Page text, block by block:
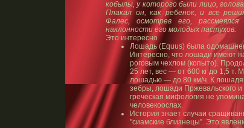
кобылы, у которого были лицо,
Плакал он, как ребенок, и все
Фалес, осмотрев его,
наклонности его молодых пастухов.
Это интересно
Лошадь (Equus) была
Интересно, что лошади имеют
роговым чехлом (копыто).
25 лет, вес — от 600 кг до 1,5 т.
лошадью — до 80 км/ч. К
зебры, лошади Пржевальского
греческая мифология не
человекоослах.
История знает случаи
"сиамские близнецы”. Это